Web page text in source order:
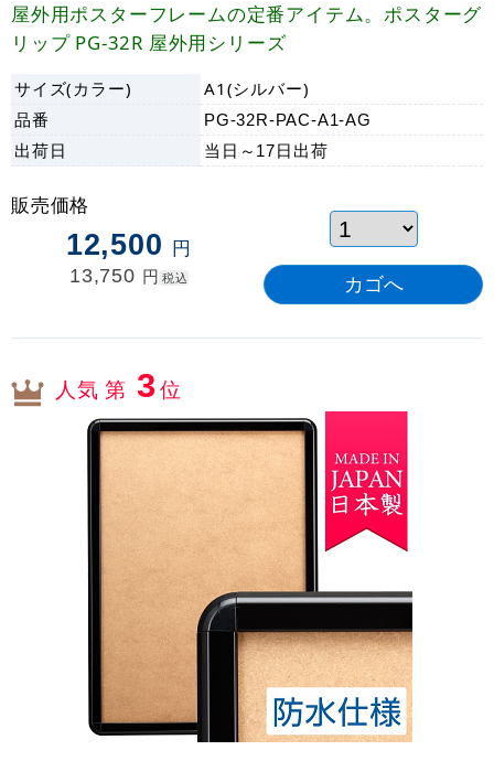
屋外用ポスターフレームの定番アイテム。ポスターグ
リップ PG-32R 屋外用シリーズ
サイズ(カラー)
A1(シルバー)
品番
PG-32R-PAC-A1-AG
出荷日 当日～17日 出荷
販売価格
12,500 円
13,750 円 税込
人気 第 3位